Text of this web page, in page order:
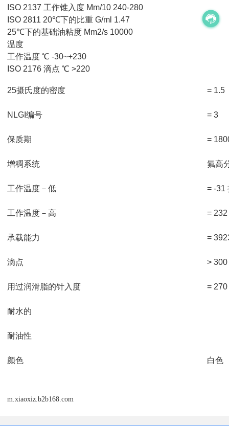
ISO 2137 工作锥入度 Mm/10 240-280
ISO 2811 20℃下的比重 G/ml 1.47
25℃下的基础油粘度 Mm2/s 10000
温度
工作温度 ℃ -30~+230
ISO 2176 滴点 ℃ >220
25摄氏度的密度 = 1.5
NLGI编号 = 3
保质期 =
增稠系统 氟高
工作温度－低 = -31
工作温度－高 =
承载能力 =
滴点 >
用过润滑脂的针入度 =
耐水的
耐油性
颜色 白色
m.xiaoxiz.b2b168.com